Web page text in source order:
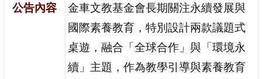
公告內容
金車文教基金會長期關注永續發展與
國際素養教育，特別設計兩款議題式
桌遊，融合「全球合作」與「環境永
續」主題，作為教學引導與素養教育